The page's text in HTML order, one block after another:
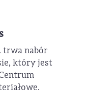
trwa nabór
który jest